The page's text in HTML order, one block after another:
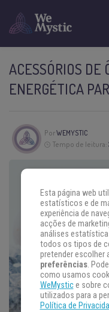
ACESSÓRIOS DE
ENERGÉTICA
PorWEMYSTIC
Tempo de leitura:
Esta página web
estatísticos e de
experiência de
acções de
análises
todos os tipos de
pretender escolher
preferências.
como usamos
WeMystice sobre
utilizados para a
Política de